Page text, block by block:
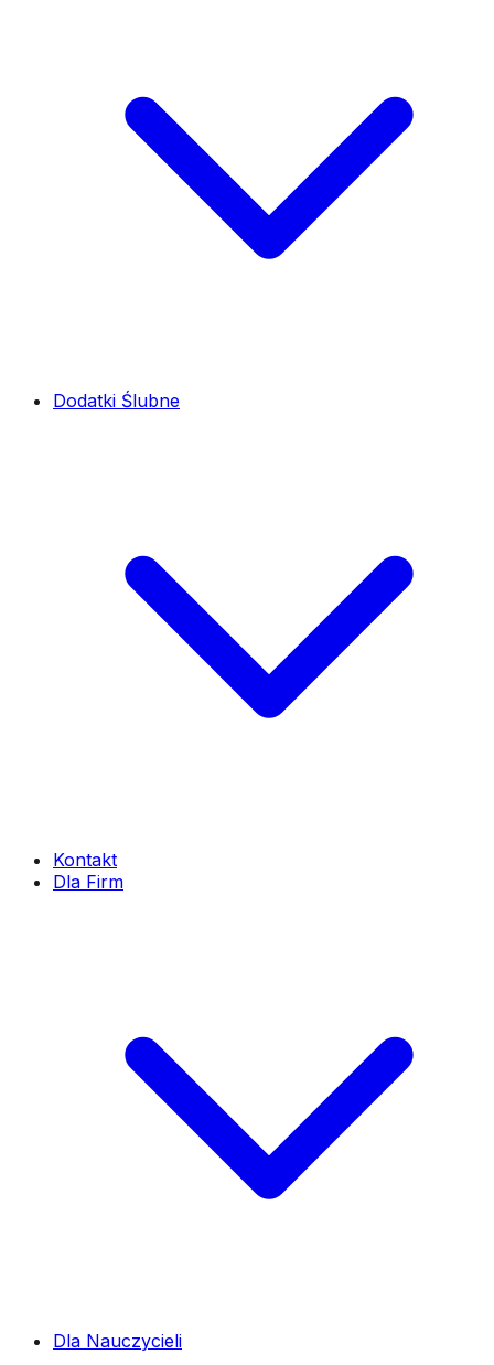
Dodatki Ślubne
Kontakt
Dla Firm
Dla Nauczycieli